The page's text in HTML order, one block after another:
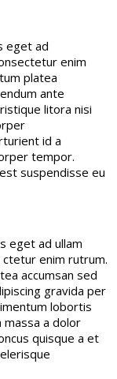
eget ad
enim
platea
ante
litora nisi
id a
tempor.
suspendisse eu
eget ad ullam
ctetur enim rutrum.
accumsan sed
gravida per
lobortis
a dolor
quisque a et